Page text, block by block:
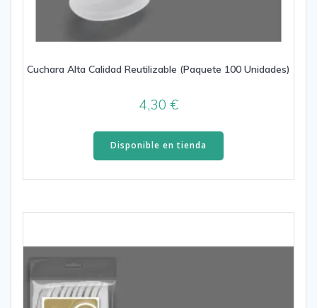
Cuchara Alta Calidad Reutilizable (Paquete 100 Unidades)
4,30€
Disponible en tienda